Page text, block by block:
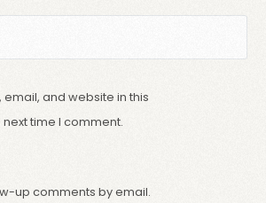
email, and website in this
time I comment.
up comments by email.